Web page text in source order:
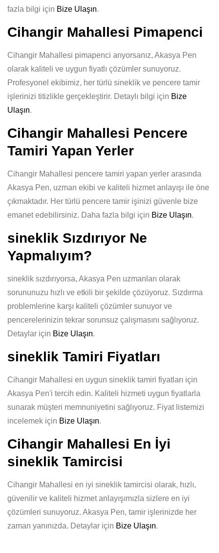
fazla bilgi için Bize Ulaşın.
Cihangir Mahallesi Pimapenci
Cihangir Mahallesi pimapenci arıyorsanız, Akasya Pen
olarak kaliteli ve uygun fiyatlı çözümler sunuyoruz.
Profesyonel ekibimiz, her türlü sineklik ve pencere tamir
işlerinizi titizlikle gerçekleştirir. Detaylı bilgi için Bize
Ulaşın.
Cihangir Mahallesi Pencere
Tamiri Yapan Yerler
Cihangir Mahallesi pencere tamiri yapan yerler arasında
Akasya Pen, uzman ekibi ve kaliteli hizmet anlayışı ile öne
çıkmaktadır. Her türlü pencere tamir işinizi güvenle bize
emanet edebilirsiniz. Daha fazla bilgi için Bize Ulaşın.
sineklik Sızdırıyor Ne
Yapmalıyım?
sineklik sızdırıyorsa, Akasya Pen uzmanları olarak
sorununuzu hızlı ve etkili bir şekilde çözüyoruz. Sızdırma
problemlerine karşı kaliteli çözümler sunuyor ve
pencerelerinizin tekrar sorunsuz çalışmasını sağlıyoruz.
Detaylar için Bize Ulaşın.
sineklik Tamiri Fiyatları
Cihangir Mahallesi en uygun sineklik tamiri fiyatları için
Akasya Pen'i tercih edin. Kaliteli hizmeti uygun fiyatlarla
sunarak müşteri memnuniyetini sağlıyoruz. Fiyat listemizi
incelemek için Bize Ulaşın.
Cihangir Mahallesi En İyi
sineklik Tamircisi
Cihangir Mahallesi en iyi sineklik tamircisi olarak, hızlı,
güvenilir ve kaliteli hizmet anlayışımızla sizlere en iyi
çözümleri sunuyoruz. Akasya Pen, tamir işlerinizde her
zaman yanınızda. Detaylar için Bize Ulaşın.